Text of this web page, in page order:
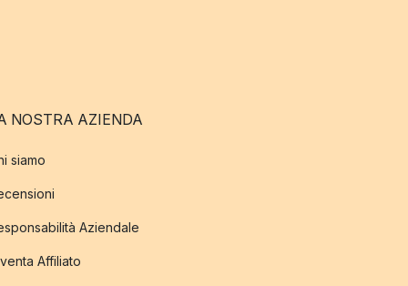
NOSTRA AZIENDA
siamo
Aziendale
Affiliato